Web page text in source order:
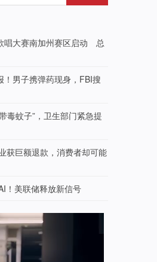
唱大赛南加州赛区启动 总
男子携弹药现身，FBI搜
毒蚊子”，卫生部门紧急提
获巨额退款，消费者却可能
！美联储释放新信号